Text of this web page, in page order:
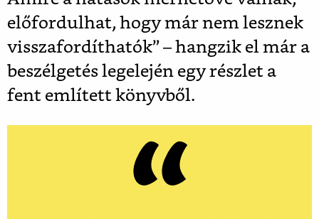
előfordulhat, hogy már nem lesznek
visszafordíthatók” – hangzik el már a
beszélgetés legelején egy részlet a
fent említett könyvből.